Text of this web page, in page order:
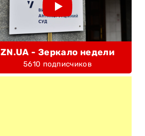
ZN.UA - Зеркало недели
5610 подписчиков